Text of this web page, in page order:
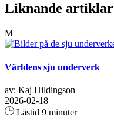
Liknande artiklar
M
Världens sju underverk
av: Kaj Hildingson
2026-02-18
Lästid 9 minuter